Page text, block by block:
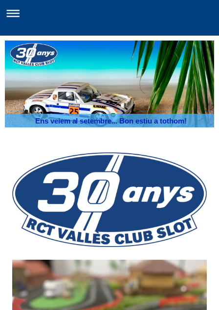
Ens veiem al setembre... Bon estiu a tothom!